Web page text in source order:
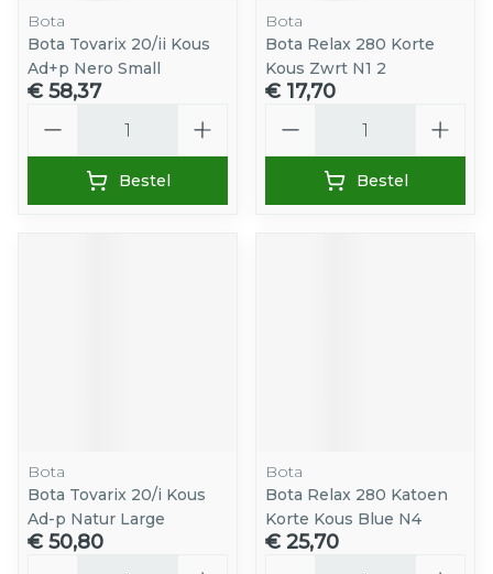
Bota
Bota Tovarix 20/ii Kous
Ad+p Nero Small
€ 58,37
Bestel
Bota
Bota Relax 280 Korte
Kous Zwrt N1 2
€ 17,70
Bestel
Bota
Bota Tovarix 20/i Kous
Ad-p Natur Large
€ 50,80
Bota
Bota Relax 280 Katoen
Korte Kous Blue N4
€ 25,70